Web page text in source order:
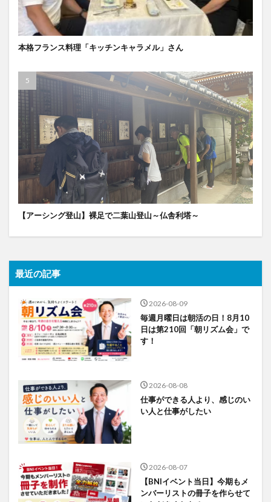
本格フランス料理「キッチンキャラメル」さん
【アーシング登山】裸足で二葉山登山～仏舎利塔～
最近の記事
2026-08-09
毎週月曜日は朝活の日！8月10
日は第210回「朝リズム会」で
す！
2026-08-08
仕事ができる人より、感じのい
い人と仕事がしたい
2026-08-07
【BNIイベント当日】今期もメ
ンバーリストの冊子を作らせて